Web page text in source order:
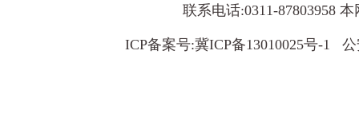
联系电话:0311-87803958
ICP备案号:冀ICP备13010025号-1 公